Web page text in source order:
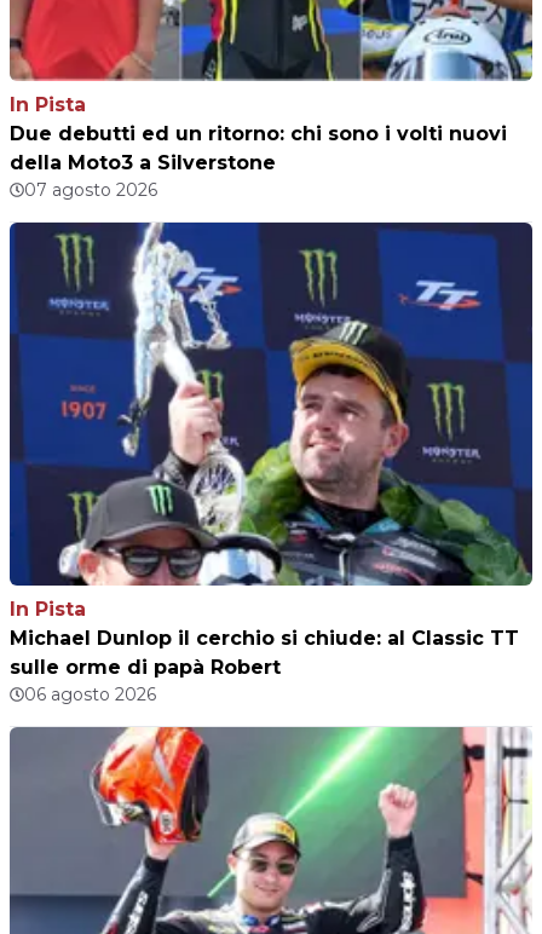
In Pista
Due debutti ed un ritorno: chi sono i volti nuovi
della Moto3 a Silverstone
07 agosto 2026
In Pista
Michael Dunlop il cerchio si chiude: al Classic TT
sulle orme di papà Robert
06 agosto 2026